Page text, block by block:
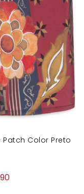
Color Preto